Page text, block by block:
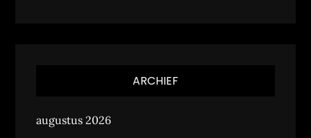
ARCHIEF
augustus 2026